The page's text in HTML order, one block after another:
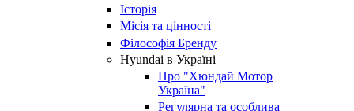
Історія
Місія та цінності
Філософія Бренду
Hyundai в Україні
Про "Хюндай Мотор
Україна"
Регулярна та особлива